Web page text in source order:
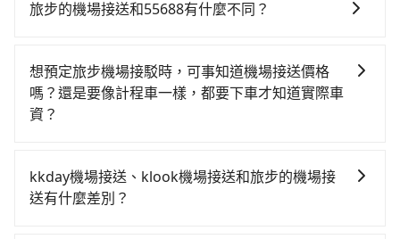
鐘（平均12分）的高鐵從桃園站前往板橋高鐵站，每人
老街 (新北市烏來區) 的目的地。全程加上轉車時間共1小
時50分鐘，假設3位同行，高鐵加轉乘之平均每人花費為
530元。但如果全程使用tripool並到府專車接送，則每
更會額外浪費46分鐘在轉乘與等車上，現在還不馬上來
預約tripool！如果你僅有兩位乘車，也可參考tripool的
$115~205承租小轎車，每公里再額外加收$3.2，從桃園
回），雖已將eTag和可能的每小時40元路邊停車費用預
估進去，但額外的汽車保險與可能的罰單都需自付。再
者，和運的iRent只提供最基本的車型，如Toyota
擇，而且無人租車最令人詬病的就是車況，打開車門才
發現仍有上一組乘客遺留的垃圾或者撞凹的車門仍未被
灣大車隊、Uber、Line Taxi、Yoxi等，如果在路邊攔不
車聯合車隊等叫車看看。依照里程跳錶計算，價格約為
1,710~2,100元間，但如改預約tripool可省高達$600。
綜合以上，無論在價格或服務品質上，tripool都是你從
旅步的機場接送和55688有什麼不同？
旅步提供全台灣的機場接送服務，價格透明且無隱藏費
用，並且有多種車型選擇。55688則是台灣知名的計程
車品牌，主要提供計程車服務，價格根據跳表計費，要
想預定旅步機場接駁時，可事知道機場接送價格
嗎？還是要像計程車一樣，都要下車才知道實際車
資？
預訂前在官網或app即時查詢並確認價格、完成預定。無
需像計程車一樣下車後才知道實際車資。這樣，您可以
kkday機場接送、klook機場接送和旅步的機場接
送有什麼差別？